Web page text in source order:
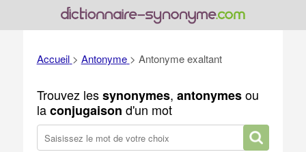
Accueil > Antonyme > Antonyme exaltant
Trouvez lessynonymes, antonymesou
laconjugaison d'un mot